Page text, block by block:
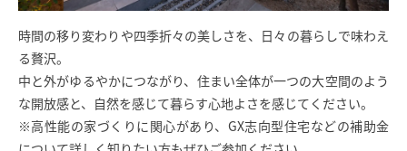
時間の移り変わりや四季折々の美しさを、日々の暮らしで味わえ
る贅沢。
中と外がゆるやかにつながり、住まい全体が一つの大空間のよう
な開放感と、自然を感じて暮らす心地よさを感じてください。
※高性能の家づくりに関心があり、GX志向型住宅などの補助金